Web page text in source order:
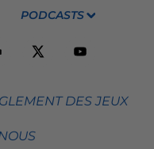
PODCASTS
DES JEUX